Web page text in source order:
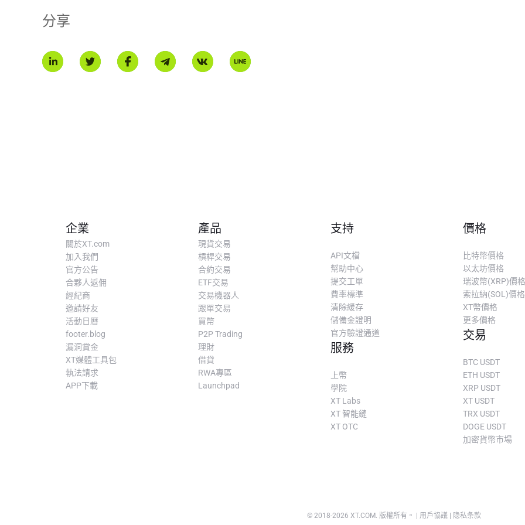
* 此介紹由AI翻譯生成，僅供參考。
分享
企業
關於XT.com
加入我們
官方公告
合夥人返佣
經紀商
邀請好友
活動日曆
footer.blog
漏洞賞金
XT媒體工具包
執法請求
APP下載
產品
現貨交易
槓桿交易
合約交易
ETF交易
交易機器人
跟單交易
買幣
P2P Trading
理財
借貸
RWA專區
Launchpad
支持
API文檔
幫助中心
提交工單
費率標準
清除緩存
儲備金證明
官方驗證通道
服務
上幣
學院
XT Labs
XT 智能鏈
XT OTC
價格
比特幣價格
以太坊價格
瑞波幣(XRP)價格
索拉納(SOL)價格
XT幣價格
更多價格
交易
BTC USDT
ETH USDT
XRP USDT
XT USDT
TRX USDT
DOGE USDT
加密貨幣市場
© 2018-2026 XT.COM. 版權所有。 用戶協議 隐私条款